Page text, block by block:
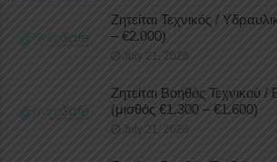
Ζητείται Τεχνικός /
– €2.000)
July 21, 2026
Ζητείται Βοηθός Τεχνικού
(μισθός €1.300 – €1.600)
July 21, 2026